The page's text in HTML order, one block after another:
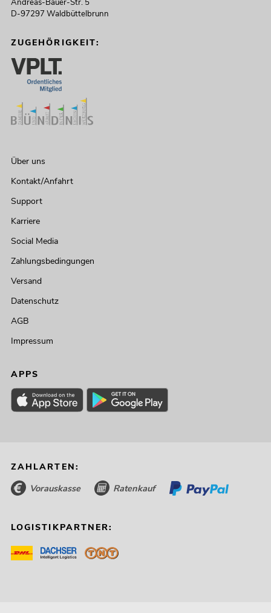
Andreas-Bauer-Str. 5
D-97297 Waldbüttelbrunn
ZUGEHÖRIGKEIT:
Über uns
Kontakt/Anfahrt
Support
Karriere
Social Media
Zahlungsbedingungen
Versand
Datenschutz
AGB
Impressum
APPS
ZAHLARTEN:
Vorauskasse Ratenkauf
LOGISTIKPARTNER: